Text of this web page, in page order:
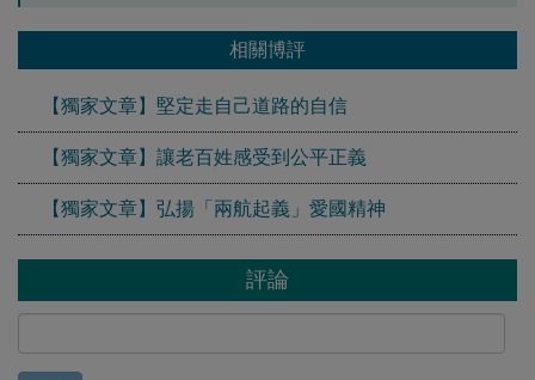
相關博評
【獨家文章】堅定走自己道路的自信
【獨家文章】讓老百姓感受到公平正義
【獨家文章】弘揚「兩航起義」愛國精神
評論